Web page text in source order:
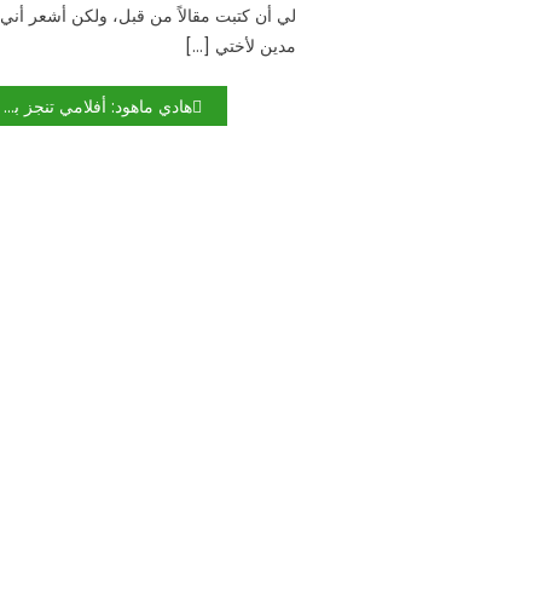
لي أن كتبت مقالاً من قبل، ولكن أشعر أني
مدين لأختي […]
هادي ماهود: أفلامي تنجز بفقر إنتاجي